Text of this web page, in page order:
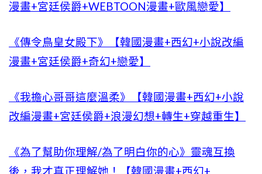
漫畫+宮廷侯爵+WEBTOON漫畫+歐風戀愛】
《傳令鳥皇女殿下》【韓國漫畫+西幻+小說改編
漫畫+宮廷侯爵+奇幻+戀愛】
《我擔心哥哥這麼溫柔》【韓國漫畫+西幻+小說
改編漫畫+宮廷侯爵+浪漫幻想+轉生+穿越重生】
《為了幫助你理解/為了明白你的心》靈魂互換
後，我才真正理解她！【韓國漫畫+西幻+